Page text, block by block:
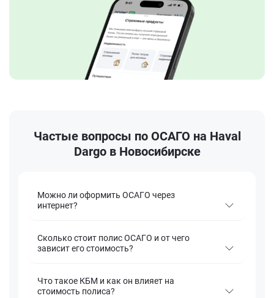
Частые вопросы по ОСАГО на Haval
Dargo в Новосибирске
Можно ли оформить ОСАГО через
интернет?
Сколько стоит полис ОСАГО и от чего
зависит его стоимость?
Что такое КБМ и как он влияет на
стоимость полиса?